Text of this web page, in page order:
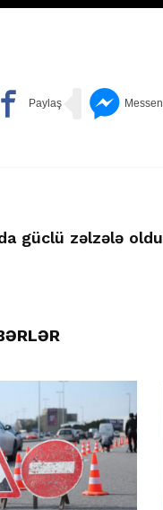
güclü zəlzələ oldu